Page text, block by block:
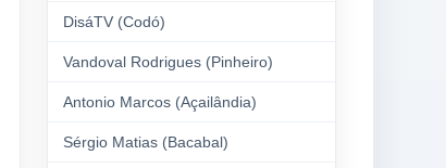
DisáTV (Codó)
Vandoval Rodrigues (Pinheiro)
Antonio Marcos (Açailândia)
Sérgio Matias (Bacabal)